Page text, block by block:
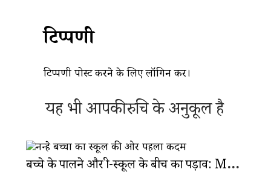
टिप्पणी
टिप्पणी पोस्ट करने के लिएलॉगिनकरें।
यह भी आपकी रुचि के अनुकूल है
बच्चे के पालने और प्री-स्कूल के बीच का पड़ाव: MommyandMewithSu